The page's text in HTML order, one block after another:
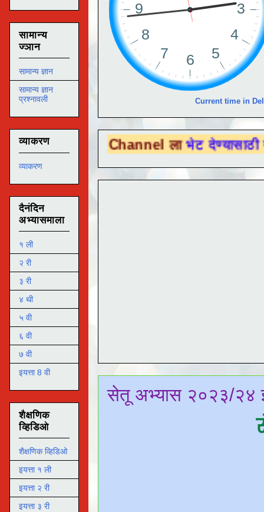
Current time in
Channel लाभेट देण्यासाठी येथे क्लिक
सेतू अभ्यास २०२३/२४
सामान्य
ज्ञान
सामान्य ज्ञान
सामान्य ज्ञान
प्रश्नावली
व्याकरण
व्याकरण
दैनंदिन
अभ्यासमाला
१ ली
२ री
३ री
४ थी
५ वी
६ वी
७ वी
इयत्ता 8 वी
शैक्षणिक
व्हिडिओ
शैक्षणिक व्हिडिओ
इयत्ता १ ली
इयत्ता २ री
इयत्ता ३ री